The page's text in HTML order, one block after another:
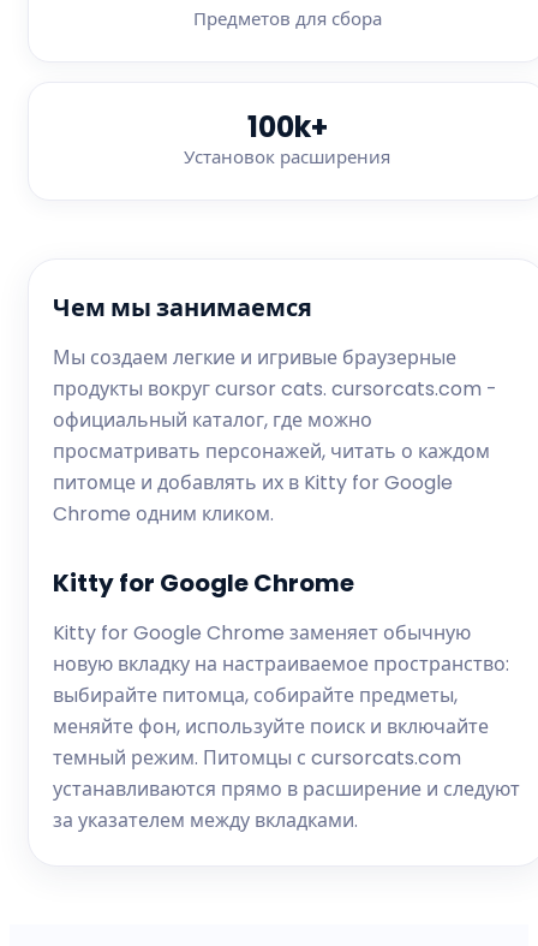
Предметов для сбора
100k+
Установок расширения
Чем мы занимаемся
Мы создаем легкие и игривые браузерные
продукты вокруг cursor cats. cursorcats.com -
официальный каталог, где можно
просматривать персонажей, читать о каждом
питомце и добавлять их в Kitty for Google
Chrome одним кликом.
Kitty for Google Chrome
Kitty for Google Chrome заменяет обычную
новую вкладку на настраиваемое пространство:
выбирайте питомца, собирайте предметы,
меняйте фон, используйте поиск и включайте
темный режим. Питомцы с cursorcats.com
устанавливаются прямо в расширение и следуют
за указателем между вкладками.